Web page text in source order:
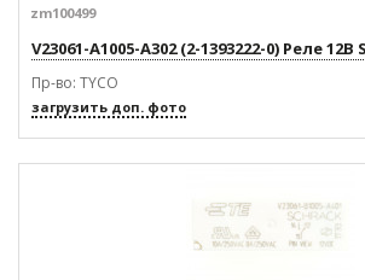
zm100499
V23061-A1005-A302 (2-1393222-0) Реле 12В
Пр-во: TYCO
загрузить доп. фото